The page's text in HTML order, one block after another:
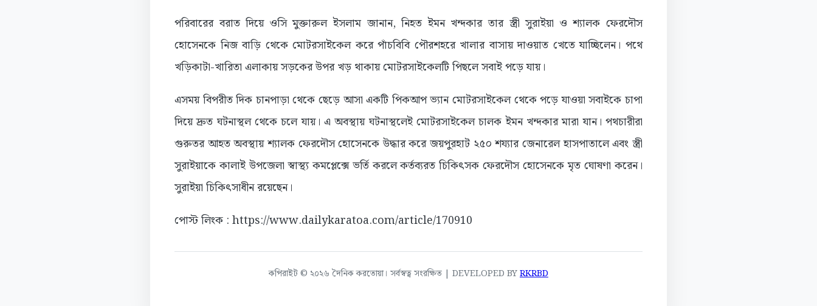
পরিবারের বরাত দিয়ে ওসি মুক্তারুল ইসলাম জানান, নিহত ইমন খন্দকার তার স্ত্রী সুরাইয়া ও শ্যালক ফেরদৌস
হোসেনকে নিজ বাড়ি থেকে মোটরসাইকেল করে পাঁচবিবি পৌরশহরে খালার বাসায় দাওয়াত খেতে যাচ্ছিলেন। পথে
খড়িকাটা-খারিতা এলাকায় সড়কের উপর খড় থাকায় মোটরসাইকেলটি পিছলে সবাই পড়ে যায়।
এসময় বিপরীত দিক চানপাড়া থেকে ছেড়ে আসা একটি পিকআপ ভ্যান মোটরসাইকেল থেকে পড়ে যাওয়া সবাইকে চাপা
দিয়ে দ্রুত ঘটনাস্থল থেকে চলে যায়। এ অবস্থায় ঘটনাস্থলেই মোটরসাইকেল চালক ইমন খন্দকার মারা যান। পথচারীরা
গুরুতর আহত অবস্থায় শ্যালক ফেরদৌস হোসেনকে উদ্ধার করে জয়পুরহাট ২৫০ শয্যার জেনারেল হাসপাতালে এবং স্ত্রী
সুরাইয়াকে কালাই উপজেলা স্বাস্থ্য কমপ্লেক্সে ভর্তি করলে কর্তব্যরত চিকিৎসক ফেরদৌস হোসেনকে মৃত ঘোষণা করেন।
সুরাইয়া চিকিৎসাধীন রয়েছেন।
পোস্ট লিংক : https://www.dailykaratoa.com/article/170910
কপিরাইট © ২০২৬ দৈনিক করতোয়া। সর্বস্বত্ব সংরক্ষিত | DEVELOPED BYRKRBD